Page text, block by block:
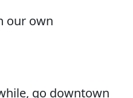
our own
go downtown